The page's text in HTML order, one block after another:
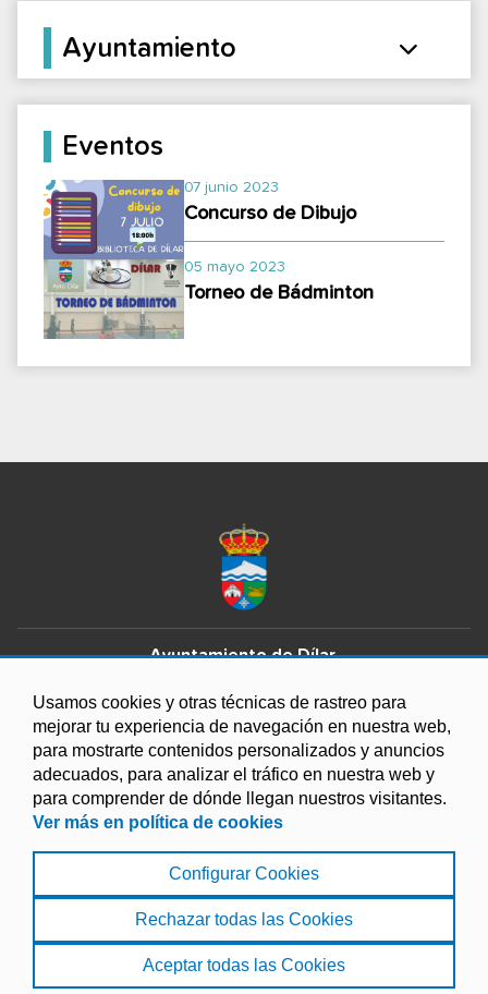
Usamos cookies y otras técnicas de rastreo para
mejorar tu experiencia de navegación en nuestra web,
para mostrarte contenidos personalizados y anuncios
adecuados, para analizar el tráfico en nuestra web y
para comprender de dónde llegan nuestros visitantes.
Ver más en política de cookies
Configurar Cookies
Rechazar todas las Cookies
Aceptar todas las Cookies
Ayuntamiento
Eventos
07 junio 2023
Concurso de Dibujo
05 mayo 2023
Torneo de Bádminton
Ayuntamiento de Dílar
Teléfono: 958 596 001
Email:aytodilar@gmail.com
HORARIO : Lunes a Viernes de 09:30h a 13:30h
© 2022 Ayuntamiento de Dílar
Aviso legal | Protección de Datos | Política de privacidad |
Registro de actividades